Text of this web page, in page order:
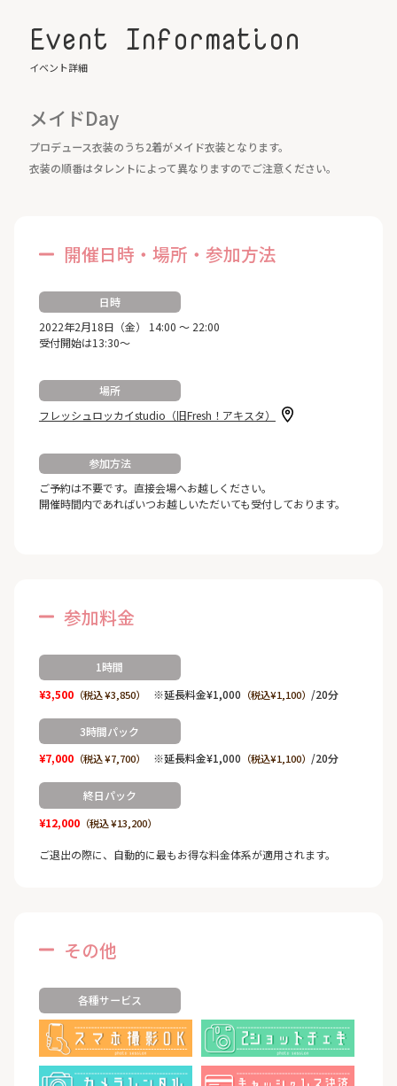
Event Information
イベント詳細
メイドDay
プロデュース衣装のうち2着がメイド衣装となります。
衣装の順番はタレントによって異なりますのでご注意ください。
開催日時・場所・参加方法
日時
2022年2月18日（金） 14:00 ～ 22:00
受付開始は13:30～
場所
フレッシュロッカイstudio（旧Fresh！アキスタ）
参加方法
ご予約は不要です。直接会場へお越しください。
開催時間内であればいつお越しいただいても受付しております。
参加料金
1時間
¥3,500（税込 ¥3,850） ※延長料金¥1,000 （税込¥1,100） /20分
3時間パック
¥7,000（税込 ¥7,700） ※延長料金¥1,000 （税込¥1,100） /20分
終日パック
¥12,000（税込 ¥13,200）
ご退出の際に、自動的に最もお得な料金体系が適用されます。
その他
各種サービス